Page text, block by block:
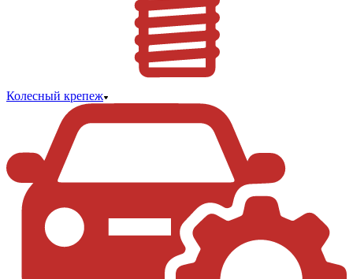
Колесный крепеж